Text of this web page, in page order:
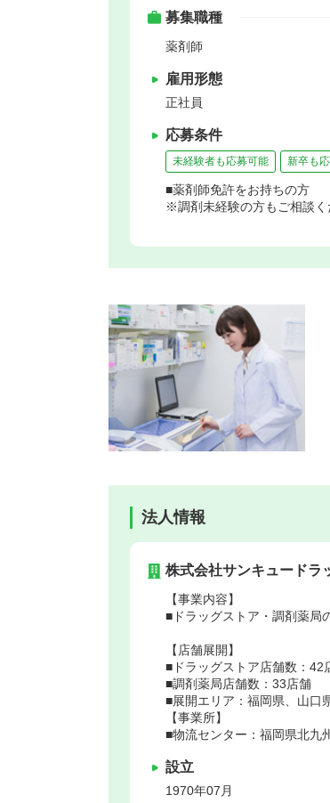
募集職種
薬剤師
雇用形態
正社員
応募条件
未経験者も応募可能 新卒も
■薬剤師免許をお持ちの方
※調剤未経験の方もご相談く
法人情報
株式会社サンキュードラ
【事業内容】
■ドラッグストア・調剤薬局
【店舗展開】
■ドラッグストア店舗数：42
■調剤薬局店舗数：33店舗
■展開エリア：福岡県、山口
【事業所】
■物流センター：福岡県北九
設立
1970年07月